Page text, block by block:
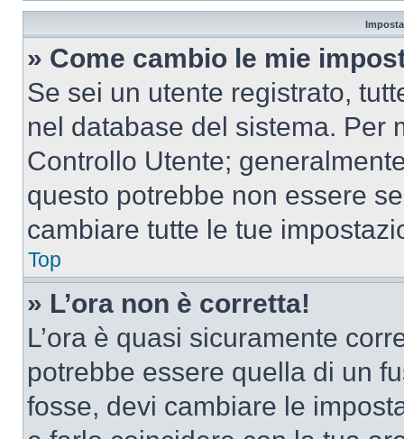
» Come cambio le mie
Se sei un utente registrato,
nel database del sistema. Per
Controllo Utente;
questo potrebbe non essere
cambiare tutte le tue
Top
» L’ora non è corretta!
L’ora è quasi sicuramente
potrebbe essere quella di un
fosse, devi cambiare le